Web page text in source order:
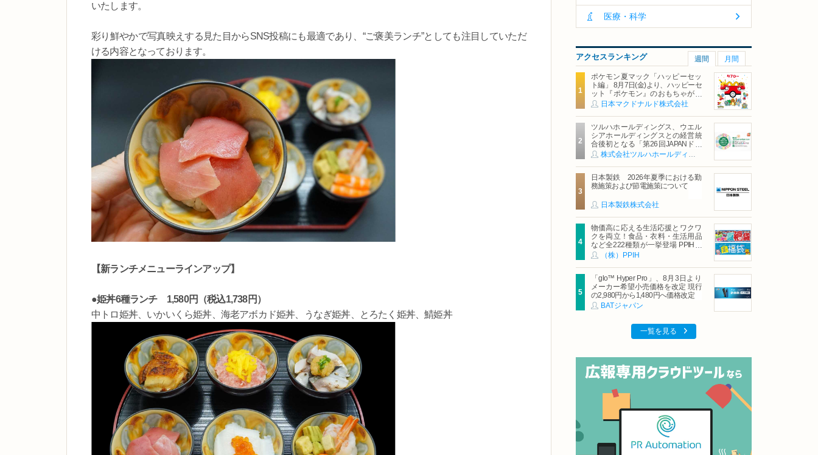
いたします。
彩り鮮やかで写真映えする見た目からSNS投稿にも最適であり、“ご褒美ランチ”としても注目していただ
ける内容となっております。
【新ランチメニューラインアップ】
●姫丼6種ランチ 1,580円（税込1,738円）
中トロ姫丼、いかいくら姫丼、海老アボカド姫丼、うなぎ姫丼、とろたく姫丼、鯖姫丼
医療・科学
アクセスランキング 週間 月間
ポケモン夏マック「ハッピーセッ
ト編」 8月7日(金)より、ハッピーセ
ット『ポケモン』のおもちゃが期
間限定登場
日本マクドナルド株式会社
ツルハホールディングス、ウエル
シアホールディングスとの経営統
合後初となる「第26回JAPANドラ
ッグストアショー」に出展
株式会社ツルハホールディングス
日本製鉄 2026年夏季における勤
務施策および節電施策について
日本製鉄株式会社
物価高に応える生活応援とワクワ
クを両立！食品・衣料・生活用品
など全222種類が一挙登場 PPIHグ
ループ「夏福袋」＆セール 8月6日
（株）PPIH
「glo™ Hyper Pro」、8月3日より
メーカー希望小売価格を改定 現行
の2,980円から1,480円へ価格改定
BATジャパン
一覧を見る